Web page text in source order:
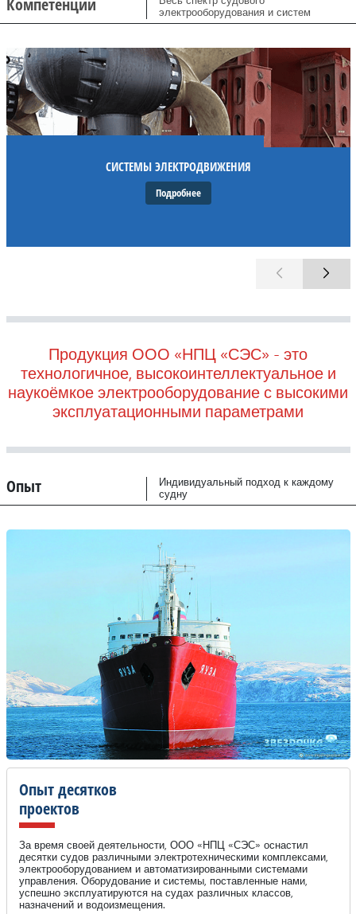
Компетенции
электрооборудования и систем
СИСТЕМЫ ЭЛЕКТРОДВИЖЕНИЯ
Подробнее
Продукция ООО «НПЦ «СЭС» - это
технологичное, высокоинтеллектуальное и
наукоёмкое электрооборудование с высокими
эксплуатационными параметрами
Опыт
Индивидуальный подход к каждому
судну
Опыт десятков
проектов
За время своей деятельности, ООО «НПЦ «СЭС» оснастил
десятки судов различными электротехническими комплексами,
электрооборудованием и автоматизированными системами
управления. Оборудование и системы, поставленные нами,
успешно эксплуатируются на судах различных классов,
назначений и водоизмещения.